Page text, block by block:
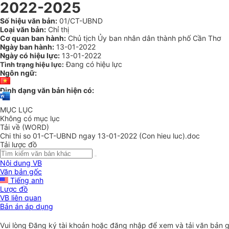
2022-2025
Số hiệu văn bản: 01/CT-UBND
Loại văn bản: Chỉ thị
Cơ quan ban hành: Chủ tịch Ủy ban nhân dân thành phố Cần Thơ
Ngày ban hành: 13-01-2022
Ngày có hiệu lực: 13-01-2022
Tình trạng hiệu lực: Đang có hiệu lực
Ngôn ngữ:
Định dạng văn bản hiện có:
MỤC LỤC
Không có mục lục
Tải về (WORD)
Chi thi so 01-CT-UBND ngay 13-01-2022 (Con hieu luc).doc
Tải lược đồ
Nội dung VB
Văn bản gốc
Tiếng anh
Lược đồ
VB liên quan
Bản án áp dụng
Vui lòngĐăng ký tài khoản hoặc đăng nhập để xem và tải văn bản